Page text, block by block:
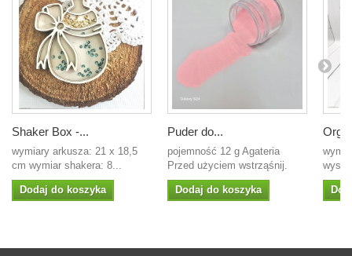
Shaker Box -...
wymiary arkusza: 21 x 18,5
cm wymiar shakera: 8...
Dodaj do koszyka
Puder do...
pojemność 12 g Agateria
Przed użyciem wstrząśnij.
Dodaj do koszyka